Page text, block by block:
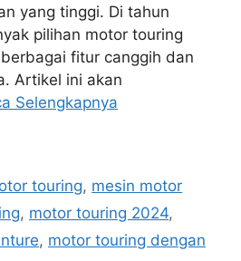
yang tinggi. Di tahun
pilihan motor touring
fitur canggih dan
Artikel ini akan
Selengkapnya
touring, mesin motor
, motor touring 2024,
, motor touring dengan